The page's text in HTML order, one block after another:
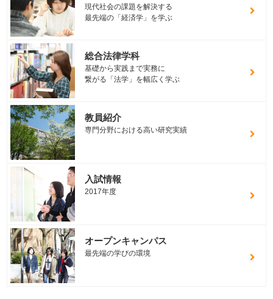
現代社会の課題を解決する
最先端の「経済学」を学ぶ
総合法律学科
基礎から実践まで実務に
繋がる「法学」を幅広く学ぶ
教員紹介
専門分野における高い研究実績
入試情報
2017年度
オープンキャンパス
最先端の学びの環境